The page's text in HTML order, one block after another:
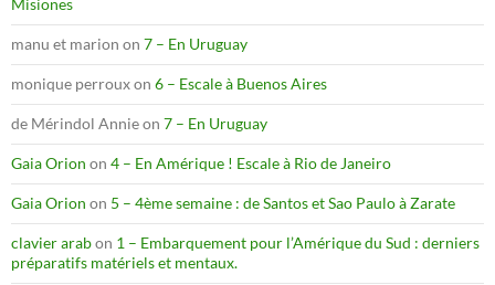
Misiones
manu et marion on 7 – En Uruguay
monique perrouxon 6 – Escale à Buenos Aires
de Mérindol Annieon 7 – En Uruguay
Gaia Orion on 4 – En Amérique ! Escale à Rio de Janeiro
Gaia Orion on 5 – 4ème semaine : de Santos et Sao Paulo à Zarate
clavier arabon 1 – Embarquement pour l’Amérique du Sud : derniers
préparatifs matériels et mentaux.